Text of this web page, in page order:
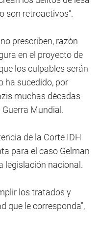
son retroactivos".
prescriben, razón
en el proyecto de
los culpables serán
ha sucedido, por
muchas décadas
Mundial.
de la Corte IDH
para el caso Gelman
legislación nacional.
los tratados y
que le corresponda",